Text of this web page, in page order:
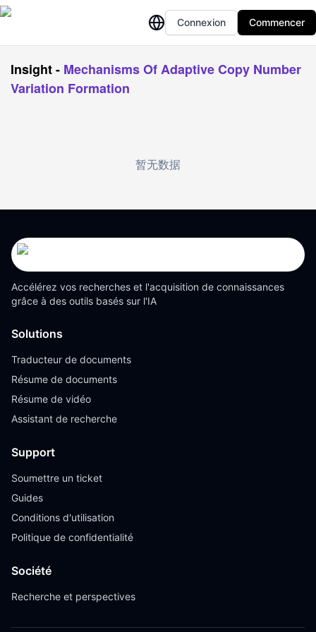
Connexion Commencer
Insight- Mechanisms Of Adaptive Copy Number
Variation Formation
暂无数据
Accélérez vos recherches et l'acquisition de connaissances
grâce à des outils basés sur l'IA
Solutions
Traducteur de documents
Résume de documents
Résume de vidéo
Assistant de recherche
Support
Soumettre un ticket
Guides
Conditions d'utilisation
Politique de confidentialité
Société
Recherche et perspectives